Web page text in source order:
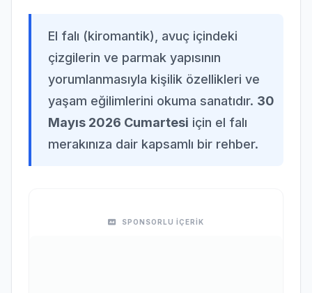
El falı (kiromantik), avuç içindeki
çizgilerin ve parmak yapısının
yorumlanmasıyla kişilik özellikleri ve
yaşam eğilimlerini okuma sanatıdır. 30
Mayıs 2026 Cumartesi için el falı
merakınıza dair kapsamlı bir rehber.
SPONSORLU İÇERİK